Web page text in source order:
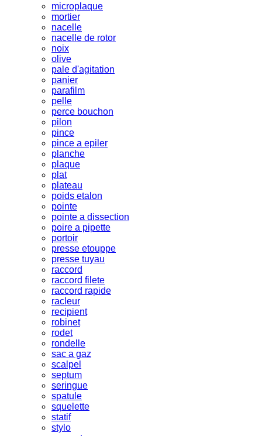
microplaque
mortier
nacelle
nacelle de rotor
noix
olive
pale d'agitation
panier
parafilm
pelle
perce bouchon
pilon
pince
pince a epiler
planche
plaque
plat
plateau
poids etalon
pointe
pointe a dissection
poire a pipette
portoir
presse etouppe
presse tuyau
raccord
raccord filete
raccord rapide
racleur
recipient
robinet
rodet
rondelle
sac a gaz
scalpel
septum
seringue
spatule
squelette
statif
stylo